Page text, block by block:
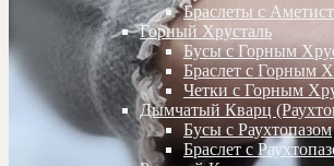
Браслеты с
Горный Хрусталь
Бусы с Горным
Браслет с Горным
Четки с Горным
Дымчатый Кварц
Бусы с Раухтопазом
Браслет с